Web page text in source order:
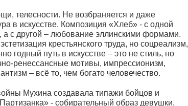
телесности. Не возбраняется и даже
в искусстве. Композиция «Хлеб» - с одной
а с другой – любование эллинскими формами.
крестьянского труда, но соцреализм,
годный путь в искусстве – это не стиль, но
ренессансные мотивы, импрессионизм,
– всё то, чем богато человечество.
Мухина создавала типажи бойцов и
- собирательный образ девушки,